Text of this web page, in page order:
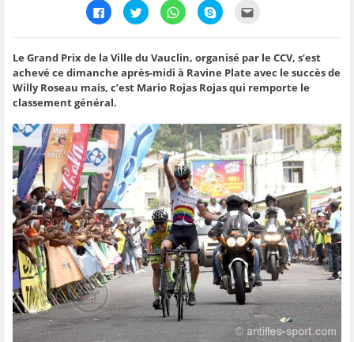
C
l
e
z
p
o
u
r
a
r
t
a
g
e
r
s
u
r
F
a
c
e
b
o
o
k
(
o
u
v
C
l
e
z
p
o
u
a
r
t
a
g
e
r
u
r
T
w
i
t
t
e
r
o
u
v
r
C
l
e
z
p
o
u
a
r
t
a
g
e
r
s
u
r
W
h
a
t
s
A
p
p
(
o
u
v
C
l
e
z
p
o
u
a
r
t
a
g
e
r
s
u
r
S
k
y
p
e
(
o
u
v
r
d
a
e
z
p
o
u
n
v
o
y
e
r
p
a
r
e
-
m
a
i
l
à
u
n
a
m
i
(
o
Le Grand Prix de la Ville du Vauclin, organisé par le CCV, s’est
achevé ce dimanche après-midi à Ravine Plate avec le succès de
Willy Roseau mais, c’est Mario Rojas Rojas qui remporte le
classement général.